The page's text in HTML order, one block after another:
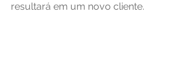
resultará em um novo cliente.